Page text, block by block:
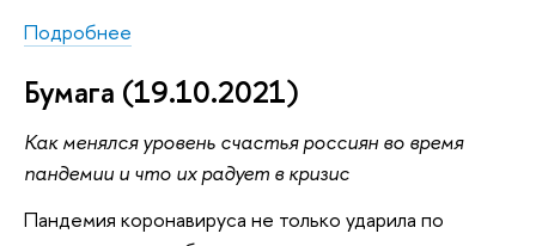
Подробнее
Бумага (19.10.2021)
Как менялся уровень счастья россиян во время
пандемии и что их радует в кризис
Пандемия коронавируса не только ударила по